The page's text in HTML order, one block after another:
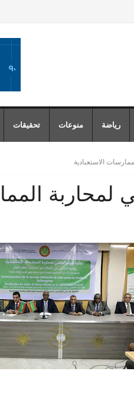
رياضة منوعات تحقيقات
الاستعبادية
لمحاربة